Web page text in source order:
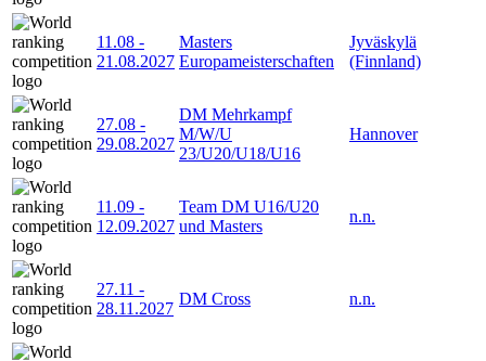
11.08 -
21.08.2027
Masters
Europameisterschaften
Jyväskylä
(Finnland)
27.08 -
29.08.2027
DM Mehrkampf
M/W/U
23/U20/U18/U16
Hannover
11.09 -
12.09.2027
Team DM U16/U20
und Masters
n.n.
27.11 -
28.11.2027
DM Cross n.n.